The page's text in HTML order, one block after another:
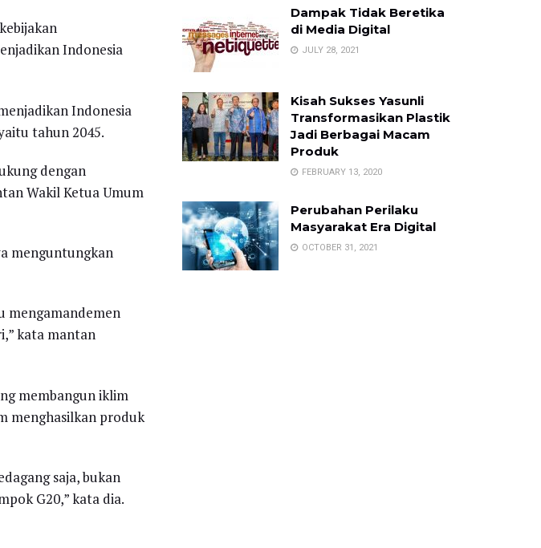
Indonesia
Indonesia
tahun 2045.
dengan
Wakil Ketua Umum
menguntungkan
mengamandemen
kata mantan
membangun iklim
menghasilkan produk
saja, bukan
G20,” kata dia.
Dampak Tidak Beretika
di Media Digital
JULY 28, 2021
Kisah Sukses Yasunli
Transformasikan Plastik
Jadi Berbagai Macam
Produk
FEBRUARY 13, 2020
Perubahan Perilaku
Masyarakat Era Digital
OCTOBER 31, 2021